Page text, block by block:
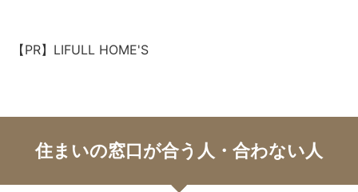
【PR】LIFULL HOME'S
住まいの窓口が合う人・合わない人